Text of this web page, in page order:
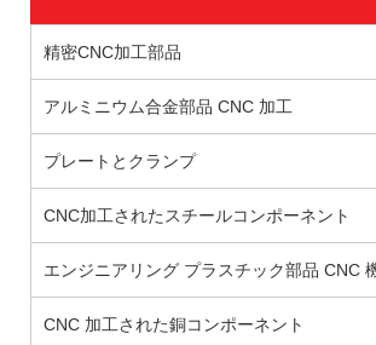
精密CNC加工部品
アルミニウム合金部品 CNC 加工
プレートとクランプ
CNC加工されたスチールコンポーネント
エンジニアリング プラスチック部品 CNC
CNC 加工された銅コンポーネント